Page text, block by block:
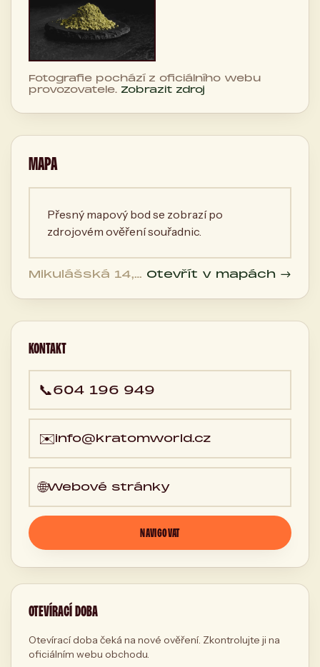
Fotografie pochází z oficiálního webu
provozovatele. Zobrazit zdroj
MAPA
Přesný mapový bod se zobrazí po
zdrojovém ověření souřadnic.
Mikulášská 14,
326 00, 326 00
Otevřít v mapách →
KONTAKT
📞604 196 949
✉️info@kratomworld.cz
🌐Webové stránky
NAVIGOVAT
OTEVÍRACÍ DOBA
Otevírací doba čeká na nové ověření. Zkontrolujte ji na
oficiálním webu obchodu.